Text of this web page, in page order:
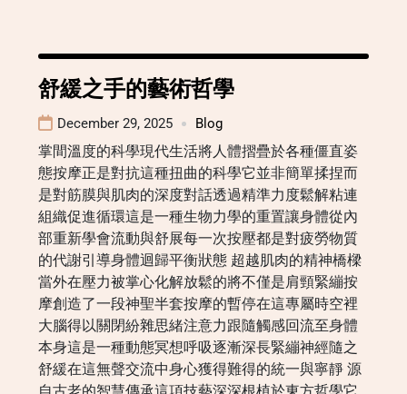
舒緩之手的藝術哲學
December 29, 2025 Blog
掌間溫度的科學現代生活將人體摺疊於各種僵直姿
態按摩正是對抗這種扭曲的科學它並非簡單揉捏而
是對筋膜與肌肉的深度對話透過精準力度鬆解粘連
組織促進循環這是一種生物力學的重置讓身體從內
部重新學會流動與舒展每一次按壓都是對疲勞物質
的代謝引導身體迴歸平衡狀態 超越肌肉的精神橋樑
當外在壓力被掌心化解放鬆的將不僅是肩頸緊繃按
摩創造了一段神聖半套按摩的暫停在這專屬時空裡
大腦得以關閉紛雜思緒注意力跟隨觸感回流至身體
本身這是一種動態冥想呼吸逐漸深長緊繃神經隨之
舒緩在這無聲交流中身心獲得難得的統一與寧靜 源